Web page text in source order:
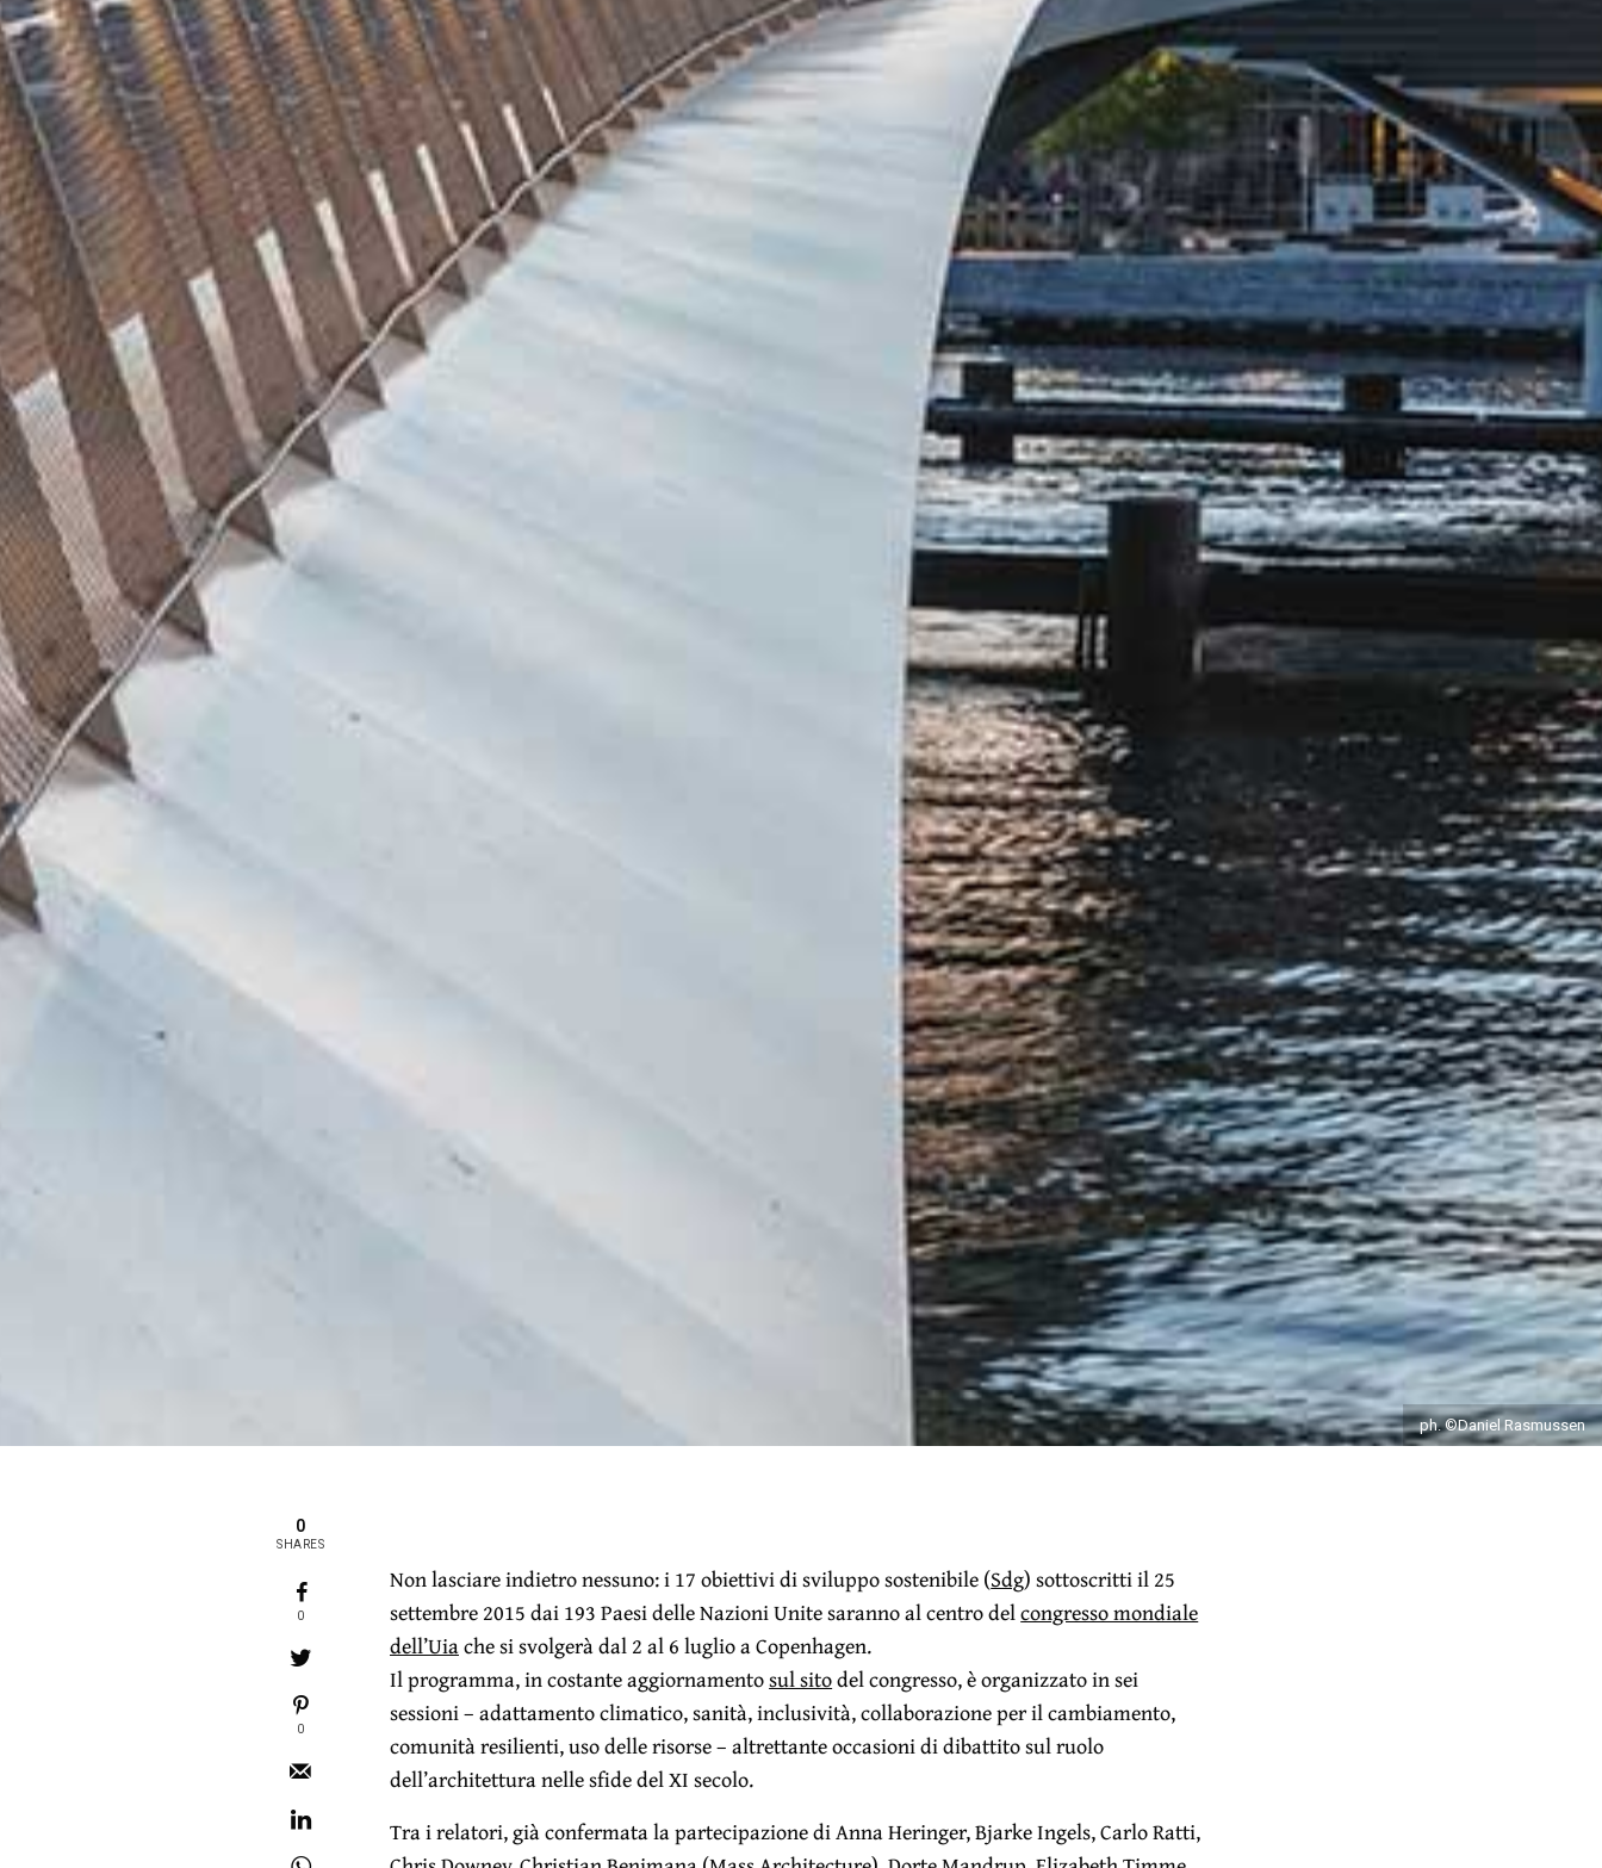
ph. ©Daniel Rasmussen
0
SHARES
0
0
Non lasciare indietro nessuno: i 17 obiettivi di sviluppo sostenibile (Sdg) sottoscritti il 25
settembre 2015 dai 193 Paesi delle Nazioni Unite saranno al centro delcongresso mondiale
dell’Uiache si svolgerà dal 2 al 6 luglio a Copenhagen.
Il programma, in costante aggiornamentosul sitodel congresso, è organizzato in sei
sessioni – adattamento climatico, sanità, inclusività, collaborazione per il cambiamento,
comunità resilienti, uso delle risorse – altrettante occasioni di dibattito sul ruolo
dell’architettura nelle sfide del XI secolo.
Tra i relatori, già confermata la partecipazione di Anna Heringer, Bjarke Ingels, Carlo Ratti,